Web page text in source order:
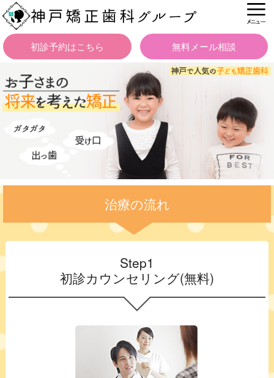
初診予約はこちら 無料メール相談
治療の流れ
Step1
初診カウンセリング(無料)